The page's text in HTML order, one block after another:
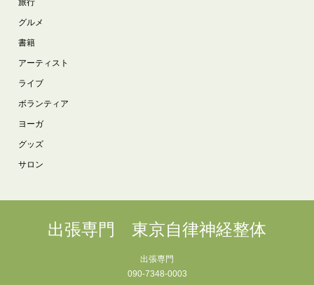
旅行
グルメ
書籍
アーティスト
ライブ
ボランティア
ヨーガ
グッズ
サロン
出張専門 東京自律神経整体
出張専門
090-7348-0003